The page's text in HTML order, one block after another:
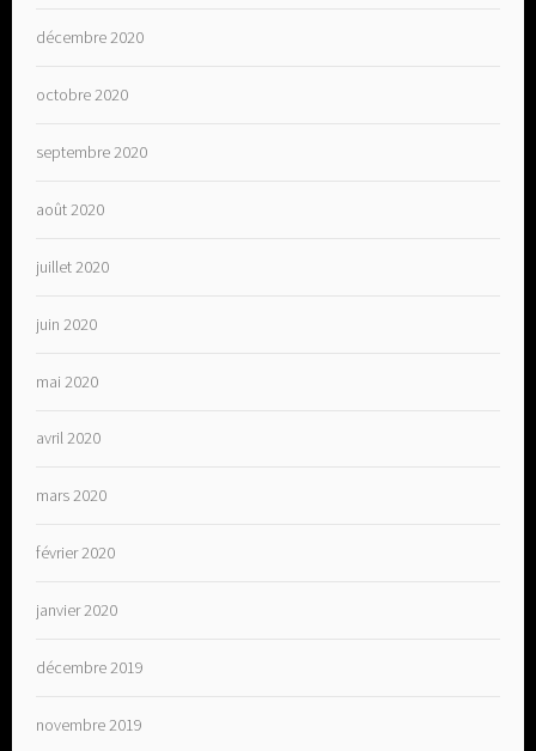
décembre 2020
octobre 2020
septembre 2020
août 2020
juillet 2020
juin 2020
mai 2020
avril 2020
mars 2020
février 2020
janvier 2020
décembre 2019
novembre 2019